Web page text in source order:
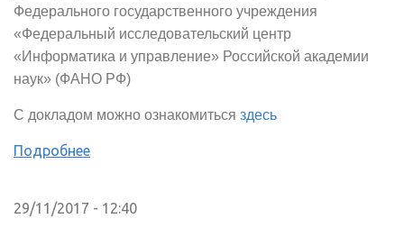
Федерального государственного учреждения
«Федеральный исследовательский центр
«Информатика и управление» Российской академии
наук» (ФАНО РФ)
С докладом можно ознакомиться здесь
Подробнее
29/11/2017 - 12:40